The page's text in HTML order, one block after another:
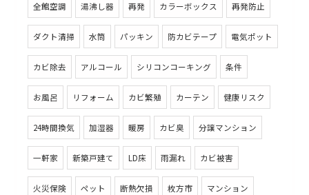
全館空調 湯沸し器 再発 カラーボックス 再発防止
ダクト清掃 水筒 パッキン 防カビテープ 電気ポット
カビ除去 アルコール シリコンコーキング 条件
お風呂 リフォーム カビ繁殖 カーテン 健康リスク
24時間換気 加湿器 暖房 カビ臭 分譲マンション
一軒家 新築戸建て LD床 雨漏れ カビ被害
火災保険 ペット 断熱欠損 枚方市 マンション